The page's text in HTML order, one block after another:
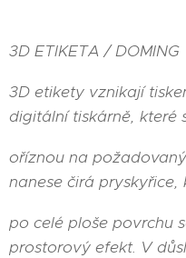
3D ETIKETA / DOMING
3D etikety vznikají
digitální tiskárně, které
oříznou na
nanese čirá pryskyřice,
po celé ploše povrchu
prostorový efekt. V